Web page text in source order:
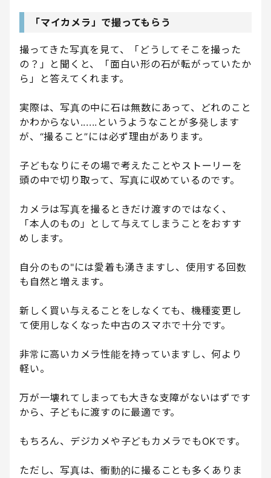
「マイカメラ」で撮ってもらう
撮ってきた写真を見て、「どうしてそこを撮った
の？」と聞くと、「面白い形の石が転がっていたか
ら」と答えてくれます。
実際は、写真の中に石は無数にあって、どれのこと
かわからない......というようなことが多発します
が、“撮ること”には必ず理由があります。
子どもなりにその場で考えたことやストーリーを
頭の中で切り取って、写真に収めているのです。
カメラは写真を撮るときだけ渡すのではなく、
「本人のもの」として与えてしまうことをおすす
めします。
自分のもの"には愛着も湧きますし、使用する回数
も自然と増えます。
新しく買い与えることをしなくても、機種変更し
て使用しなくなった中古のスマホで十分です。
非常に高いカメラ性能を持っていますし、何より
軽い。
万が一壊れてしまっても大きな支障がないはずです
から、子どもに渡すのに最適です。
もちろん、デジカメや子どもカメラでもOKです。
ただし、写真は、衝動的に撮ることも多くありま